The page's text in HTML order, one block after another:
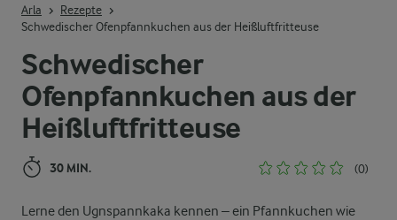
Schwedischer
Ofenpfannkuchen aus der
Heißluftfritteuse
30 MIN. (0)
Lerne den Ugnspannkaka kennen – ein Pfannkuchen wie
Arla
Rezepte
Schwedischer Ofenpfannkuchen aus der Heißluftfritteuse